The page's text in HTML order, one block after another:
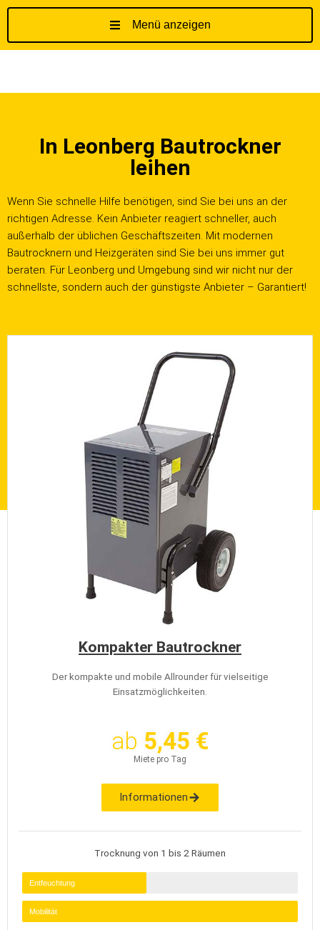
Menü anzeigen
In Leonberg Bautrockner
leihen
Wenn Sie schnelle Hilfe benötigen, sind Sie bei uns an der
richtigen Adresse. Kein Anbieter reagiert schneller, auch
außerhalb der üblichen Geschäftszeiten. Mit modernen
Bautrocknern und Heizgeräten sind Sie bei uns immer gut
beraten. Für Leonberg und Umgebung sind wir nicht nur der
schnellste, sondern auch der günstigste Anbieter – Garantiert!
Kompakter Bautrockner
Der kompakte und mobile Allrounder für vielseitige
Einsatzmöglichkeiten.
ab 5,45 €
Miete pro Tag
Informationen
Trocknung von 1 bis 2 Räumen
Entfeuchtung
Mobilität